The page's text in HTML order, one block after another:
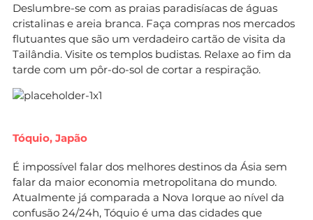
Deslumbre-se com as praias paradisíacas de águas
cristalinas e areia branca. Faça compras nos mercados
flutuantes que são um verdadeiro cartão de visita da
Tailândia. Visite os templos budistas. Relaxe ao fim da
tarde com um pôr-do-sol de cortar a respiração.
Tóquio, Japão
É impossível falar dos melhores destinos da Ásia sem
falar da maior economia metropolitana do mundo.
Atualmente já comparada a Nova Iorque ao nível da
confusão 24/24h, Tóquio é uma das cidades que